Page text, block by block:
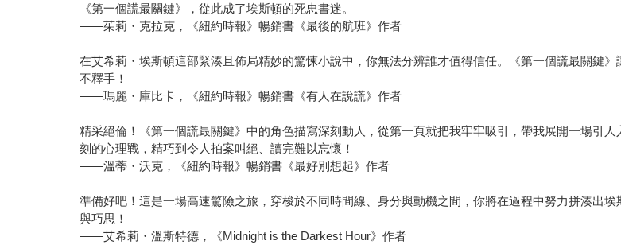
《第一個謊最關鍵》，從此成了埃斯頓的死忠書迷。
——茱莉・克拉克，《紐約時報》暢銷書《最後的航班》作者
在艾希莉・埃斯頓這部緊湊且佈局精妙的驚悚小說中，你無法分辨誰才值得信任。《第一個謊最關鍵
不釋手！
——瑪麗・庫比卡，《紐約時報》暢銷書《有人在說謊》作者
精采絕倫！《第一個謊最關鍵》中的角色描寫深刻動人，從第一頁就把我牢牢吸引，帶我展開一場引
刻的心理戰，精巧到令人拍案叫絕、讀完難以忘懷！
——溫蒂・沃克，《紐約時報》暢銷書《最好別想起》作者
準備好吧！這是一場高速驚險之旅，穿梭於不同時間線、身分與動機之間，你將在過程中努力拼湊出
與巧思！
——艾希莉・溫斯特德，《Midnight is the Darkest Hour》作者